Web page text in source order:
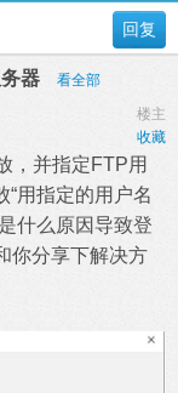
回复
器
看全部
楼主
收藏
，并指定FTP用
“用指定的用户名
什么原因导致登
你分享下解决方